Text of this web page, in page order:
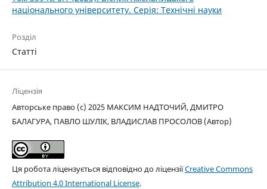
національного університету. Серія: Технічні науки
Розділ
Статті
Ліцензія
Авторське право (c) 2025 МАКСИМ НАДТОЧИЙ, ДМИТРО
БАЛАГУРА, ПАВЛО ШУЛІК, ВЛАДИСЛАВ ПРОСОЛОВ (Автор)
Ця робота ліцензується відповідно до ліцензіїCreative Commons
Attribution 4.0 International License.